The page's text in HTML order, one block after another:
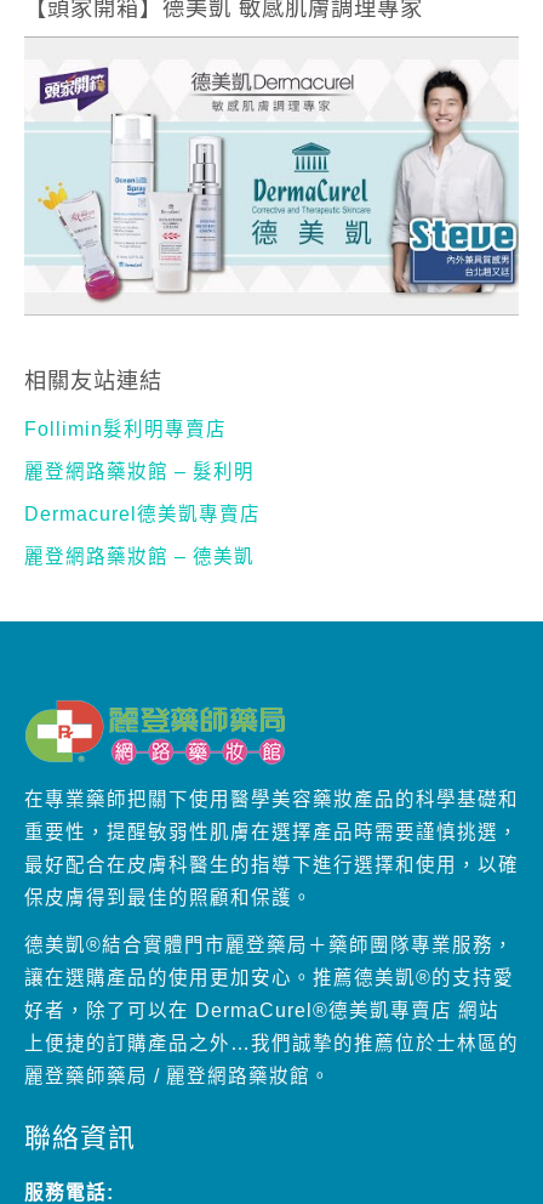
【頭家開箱】德美凱 敏感肌膚調理專家
相關友站連結
Follimin髮利明專賣店
麗登網路藥妝館 – 髮利明
Dermacurel德美凱專賣店
麗登網路藥妝館 – 德美凱
在專業藥師把關下使用醫學美容藥妝產品的科學基礎和
重要性，提醒敏弱性肌膚在選擇產品時需要謹慎挑選，
最好配合在皮膚科醫生的指導下進行選擇和使用，以確
保皮膚得到最佳的照顧和保護。
德美凱®結合實體門市麗登藥局＋藥師團隊專業服務，
讓在選購產品的使用更加安心。推薦德美凱®的支持愛
好者，除了可以在 DermaCurel®德美凱專賣店 網站
上便捷的訂購產品之外…我們誠摯的推薦位於士林區的
麗登藥師藥局 / 麗登網路藥妝館。
聯絡資訊
服務電話: